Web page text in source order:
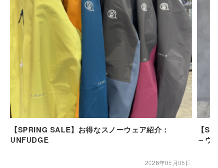
【SPRING SALE】お得なスノーウェア紹介：
UNFUDGE
2026年05月05日
【
～ウ